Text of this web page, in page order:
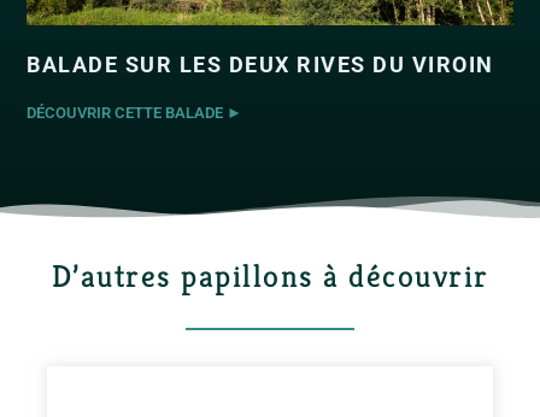
BALADE SUR LES DEUX RIVES DU VIROIN
DÉCOUVRIR CETTE BALADE ►
D’autres papillons à découvrir